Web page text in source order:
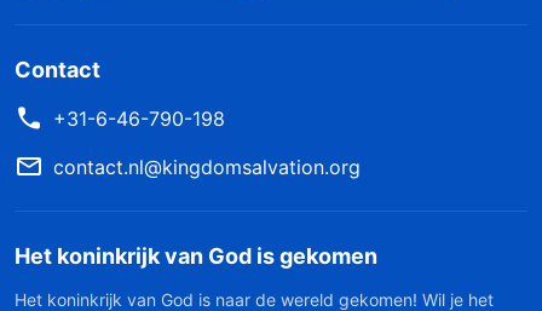
Contact
+31-6-46-790-198
contact.nl@kingdomsalvation.org
Het koninkrijk van God is gekomen
Het koninkrijk van God is naar de wereld gekomen! Wil je het